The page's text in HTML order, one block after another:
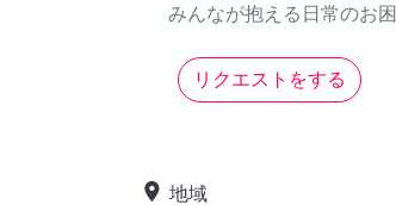
みんなが抱える日常のお
リクエストをする
place 地域